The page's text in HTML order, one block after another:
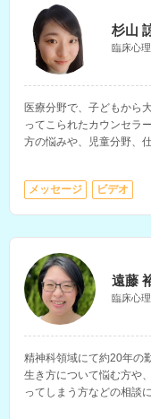
杉山
臨床心
医療分野で、子どもから
ってこられたカウンセラ
方の悩みや、児童分野、
メッセージ ビデオ
遠藤
臨床心
精神科領域にて約20年の
生き方について悩む方や
ってしまう方などの相談